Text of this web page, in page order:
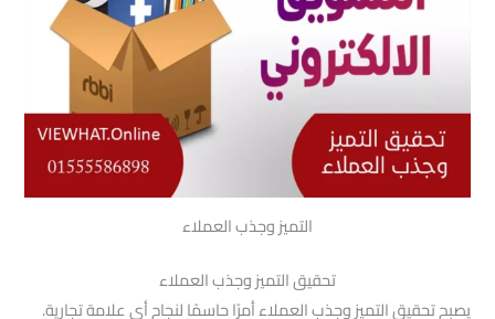
التميز وجذب العملاء
تحقيق التميز وجذب العملاء
يصبح تحقيق التميز وجذب العملاء أمرًا حاسمًا لنجاح أي علامة تجارية.